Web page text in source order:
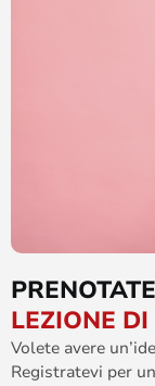
LEZIONE
Volete avere
Registratevi per